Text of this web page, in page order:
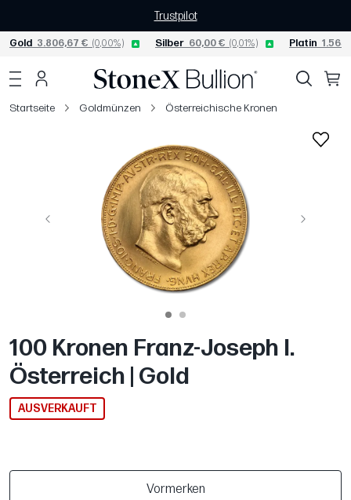
Trustpilot
Gold 3.806,67 € (0,00%) Silber 60,00 € (0,01%) Platin
Startseite Goldmünzen Österreichische Kronen
Vorige Weiter
100 Kronen Franz-Joseph I.
Österreich | Gold
AUSVERKAUFT
Vormerken